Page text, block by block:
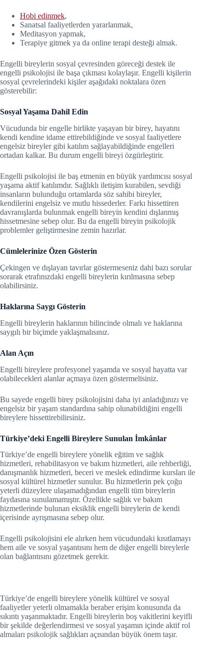
Hobi edinmek,
Sanatsal faaliyetlerden yararlanmak,
Meditasyon yapmak,
Terapiye gitmek ya da online terapi desteği almak.
Engelli bireylerin sosyal çevresinden göreceği destek ile
engelli psikolojisi ile başa çıkması kolaylaşır. Engelli kişilerin
sosyal çevrelerindeki kişiler aşağıdaki noktalara özen
gösterebilir:
Sosyal Yaşama Dahil Edin
Vücudunda bir engelle birlikte yaşayan bir birey, hayatını
kendi kendine idame ettirebildiğinde ve sosyal faaliyetlere
engelsiz bireyler gibi katılım sağlayabildiğinde engelleri
ortadan kalkar. Bu durum engelli bireyi özgürleştirir.
Engelli psikolojisi ile baş etmenin en büyük yardımcısı sosyal
yaşama aktif katılımdır. Sağlıklı iletişim kurabilen, sevdiği
insanların bulunduğu ortamlarda söz sahibi bireyler,
kendilerini engelsiz ve mutlu hissederler. Farkı hissettiren
davranışlarda bulunmak engelli bireyin kendini dışlanmış
hissetmesine sebep olur. Bu da engelli bireyin psikolojik
problemler geliştirmesine zemin hazırlar.
Cümlelerinize Özen Gösterin
Çekingen ve dışlayan tavırlar göstermeseniz dahi bazı sorular
sorarak etrafınızdaki engelli bireylerin kırılmasına sebep
olabilirsiniz.
Haklarına Saygı Gösterin
Engelli bireylerin haklarının bilincinde olmalı ve haklarına
saygılı bir biçimde yaklaşmalısınız.
Alan Açın
Engelli bireylere profesyonel yaşamda ve sosyal hayatta var
olabilecekleri alanlar açmaya özen göstermelisiniz.
Bu sayede engelli birey psikolojisini daha iyi anladığınızı ve
engelsiz bir yaşam standardına sahip olunabildiğini engelli
bireylere hissettirebilirsiniz.
Türkiye’deki Engelli Bireylere Sunulan İmkânlar
Türkiye’de engelli bireylere yönelik eğitim ve sağlık
hizmetleri, rehabilitasyon ve bakım hizmetleri, aile rehberliği,
danışmanlık hizmetleri, beceri ve meslek edindirme kursları ile
sosyal kültürel hizmetler sunulur. Bu hizmetlerin pek çoğu
yeterli düzeylere ulaşamadığından engelli tüm bireylerin
faydasına sunulamamıştır. Özellikle sağlık ve bakım
hizmetlerinde bulunan eksiklik engelli bireylerin de kendi
içerisinde ayrışmasına sebep olur.
Engelli psikolojisini ele alırken hem vücudundaki kısıtlamayı
hem aile ve sosyal yaşantısını hem de diğer engelli bireylerle
olan bağlantısını gözetmek gerekir.
Türkiye’de engelli bireylere yönelik kültürel ve sosyal
faaliyetler yeterli olmamakla beraber erişim konusunda da
sıkıntı yaşanmaktadır. Engelli bireylerin boş vakitlerini keyifli
bir şekilde değerlendirmesi ve sosyal yaşamın içinde aktif rol
almaları psikolojik sağlıkları açısından büyük önem taşır.